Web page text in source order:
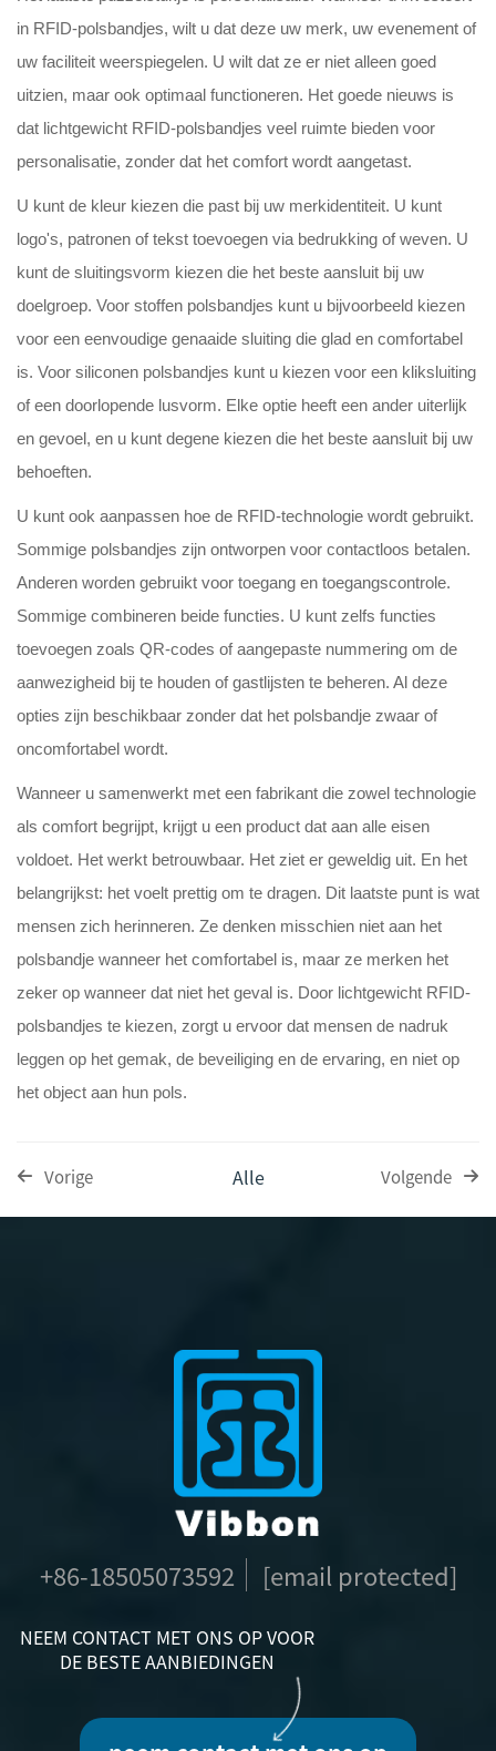
in RFID-polsbandjes, wilt u dat deze uw merk, uw evenement of
uw faciliteit weerspiegelen. U wilt dat ze er niet alleen goed
uitzien, maar ook optimaal functioneren. Het goede nieuws is
dat lichtgewicht RFID-polsbandjes veel ruimte bieden voor
personalisatie, zonder dat het comfort wordt aangetast.
U kunt de kleur kiezen die past bij uw merkidentiteit. U kunt
logo's, patronen of tekst toevoegen via bedrukking of weven. U
kunt de sluitingsvorm kiezen die het beste aansluit bij uw
doelgroep. Voor stoffen polsbandjes kunt u bijvoorbeeld kiezen
voor een eenvoudige genaaide sluiting die glad en comfortabel
is. Voor siliconen polsbandjes kunt u kiezen voor een kliksluiting
of een doorlopende lusvorm. Elke optie heeft een ander uiterlijk
en gevoel, en u kunt degene kiezen die het beste aansluit bij uw
behoeften.
U kunt ook aanpassen hoe de RFID-technologie wordt gebruikt.
Sommige polsbandjes zijn ontworpen voor contactloos betalen.
Anderen worden gebruikt voor toegang en toegangscontrole.
Sommige combineren beide functies. U kunt zelfs functies
toevoegen zoals QR-codes of aangepaste nummering om de
aanwezigheid bij te houden of gastlijsten te beheren. Al deze
opties zijn beschikbaar zonder dat het polsbandje zwaar of
oncomfortabel wordt.
Wanneer u samenwerkt met een fabrikant die zowel technologie
als comfort begrijpt, krijgt u een product dat aan alle eisen
voldoet. Het werkt betrouwbaar. Het ziet er geweldig uit. En het
belangrijkst: het voelt prettig om te dragen. Dit laatste punt is wat
mensen zich herinneren. Ze denken misschien niet aan het
polsbandje wanneer het comfortabel is, maar ze merken het
zeker op wanneer dat niet het geval is. Door lichtgewicht RFID-
polsbandjes te kiezen, zorgt u ervoor dat mensen de nadruk
leggen op het gemak, de beveiliging en de ervaring, en niet op
het object aan hun pols.
Vorige Alle Volgende
+86-18505073592 [email protected]
NEEM CONTACT MET ONS OP VOOR
DE BESTE AANBIEDINGEN